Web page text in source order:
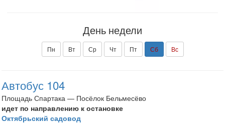
День недели
Пн Вт Ср Чт Пт Сб Вс
Автобус 104
Площадь Спартака — Посёлок Бельмесёво
идет по направлению к остановке
Октябрьский садовод